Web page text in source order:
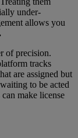
under-
allows you
of precision.
tracks
are assigned but
to be acted
make license